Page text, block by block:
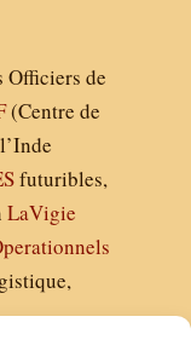
Officiers de
(Centre de
futuribles,
LaVigie